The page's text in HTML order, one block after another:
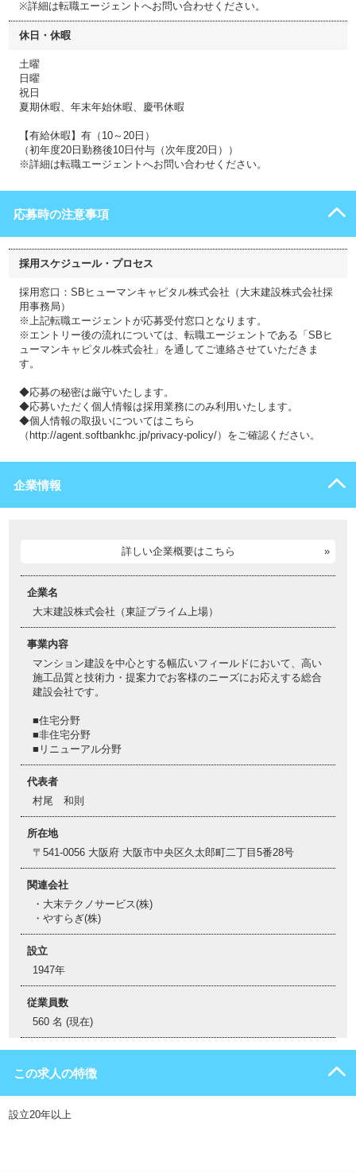
※詳細は転職エージェントへお問い合わせください。
休日・休暇
土曜
日曜
祝日
夏期休暇、年末年始休暇、慶弔休暇
【有給休暇】有（10～20日）
（初年度20日勤務後10日付与（次年度20日））
※詳細は転職エージェントへお問い合わせください。
応募時の注意事項
採用スケジュール・プロセス
採用窓口：SBヒューマンキャピタル株式会社（大末建設株式会社採
用事務局）
※上記転職エージェントが応募受付窓口となります。
※エントリー後の流れについては、転職エージェントである「SBヒ
ューマンキャピタル株式会社」を通してご連絡させていただきま
す。
◆応募の秘密は厳守いたします。
◆応募いただく個人情報は採用業務にのみ利用いたします。
◆個人情報の取扱いについてはこちら
（http://agent.softbankhc.jp/privacy-policy/）をご確認ください。
企業情報
詳しい企業概要はこちら
企業名
大末建設株式会社（東証プライム上場）
事業内容
マンション建設を中心とする幅広いフィールドにおいて、高い
施工品質と技術力・提案力でお客様のニーズにお応えする総合
建設会社です。
■住宅分野
■非住宅分野
■リニューアル分野
代表者
村尾 和則
所在地
〒541-0056 大阪府 大阪市中央区久太郎町二丁目5番28号
関連会社
・大末テクノサービス(株)
・やすらぎ(株)
設立
1947年
従業員数
560 名 (現在)
この求人の特徴
設立20年以上